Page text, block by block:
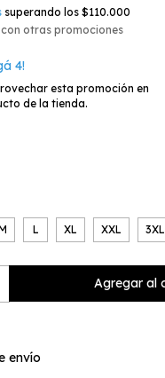
superando los $110.000
otras promociones
4!
esta promoción en
de la tienda.
L XL XXL 3XL
envío